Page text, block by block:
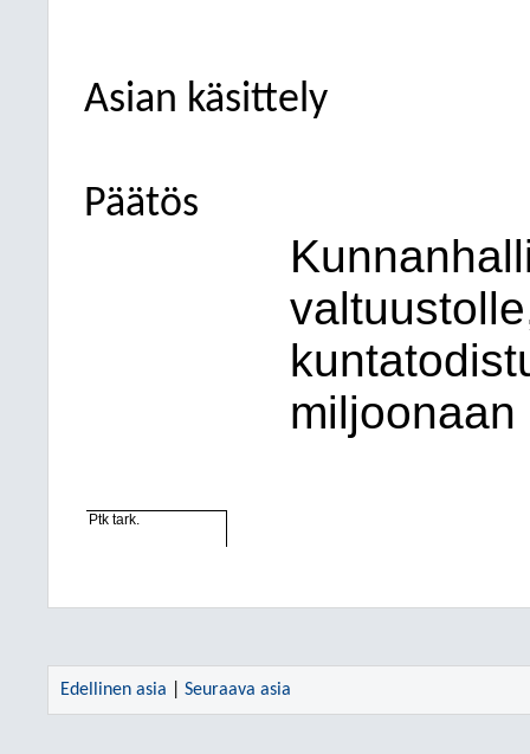
Asian käsittely
Päätös
Ptk tark.
Edellinen asia Seuraava asia